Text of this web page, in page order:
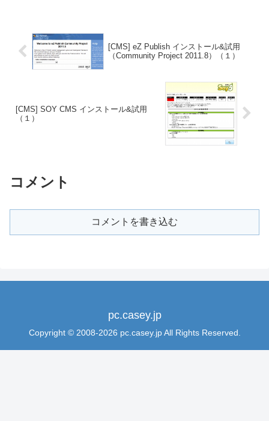
[CMS] eZ Publish インストール&試用
（Community Project 2011.8）（１）
[CMS] SOY CMS インストール&試用
（１）
コメント
コメントを書き込む
pc.casey.jp
Copyright © 2008-2026 pc.casey.jp All Rights Reserved.